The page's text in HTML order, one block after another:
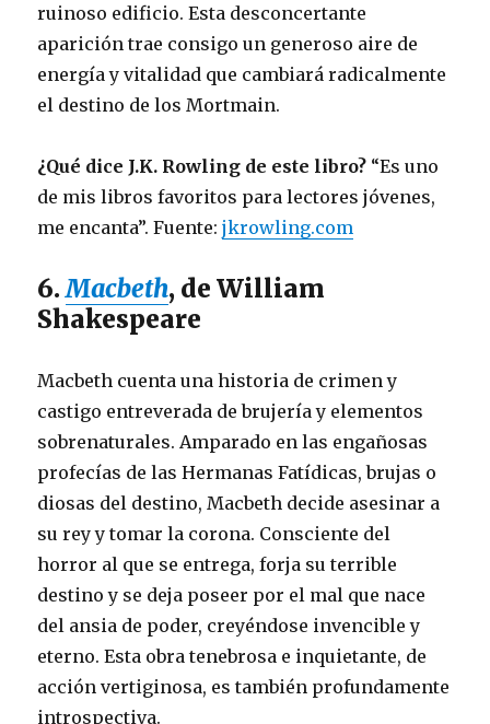
ruinoso edificio. Esta desconcertante
aparición trae consigo un generoso aire de
energía y vitalidad que cambiará radicalmente
el destino de los Mortmain.
¿Qué dice J.K. Rowling de este libro? “Es uno
de mis libros favoritos para lectores jóvenes,
me encanta”. Fuente:jkrowling.com
6.Macbeth, de William
Shakespeare
Macbeth cuenta una historia de crimen y
castigo entreverada de brujería y elementos
sobrenaturales. Amparado en las engañosas
profecías de las Hermanas Fatídicas, brujas o
diosas del destino, Macbeth decide asesinar a
su rey y tomar la corona. Consciente del
horror al que se entrega, forja su terrible
destino y se deja poseer por el mal que nace
del ansia de poder, creyéndose invencible y
eterno. Esta obra tenebrosa e inquietante, de
acción vertiginosa, es también profundamente
introspectiva.